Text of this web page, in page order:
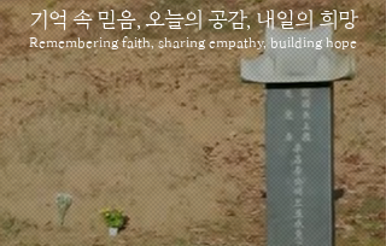
기억 속 믿음, 오늘의 공감, 내일의 희망
Remembering faith, sharing empathy, building hope